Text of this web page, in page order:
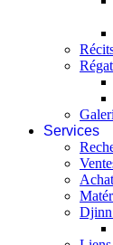
Services
Djinn